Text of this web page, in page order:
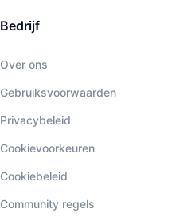
Bedrijf
Over ons
Gebruiksvoorwaarden
Privacybeleid
Cookievoorkeuren
Cookiebeleid
Community regels